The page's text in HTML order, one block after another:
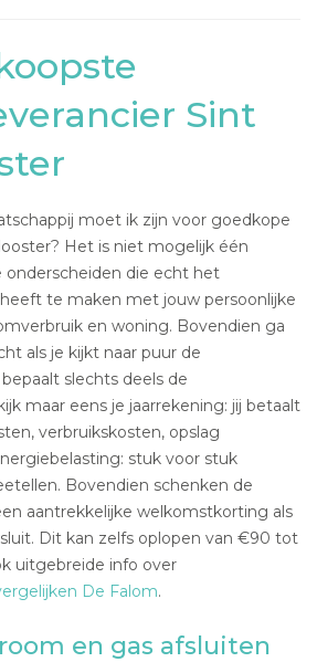
Sint
moet ik zijn voor goedkope
Het is niet mogelijk één
onderscheiden die echt het
te maken met jouw persoonlijke
en woning. Bovendien ga
als je kijkt naar puur de
slechts deels de
maar eens je jaarrekening: jij betaalt
verbruikskosten, opslag
stuk voor stuk
Bovendien schenken de
aantrekkelijke welkomstkorting als
Dit kan zelfs oplopen van €90 tot
uitgebreide info over
De Falom.
en gas afsluiten